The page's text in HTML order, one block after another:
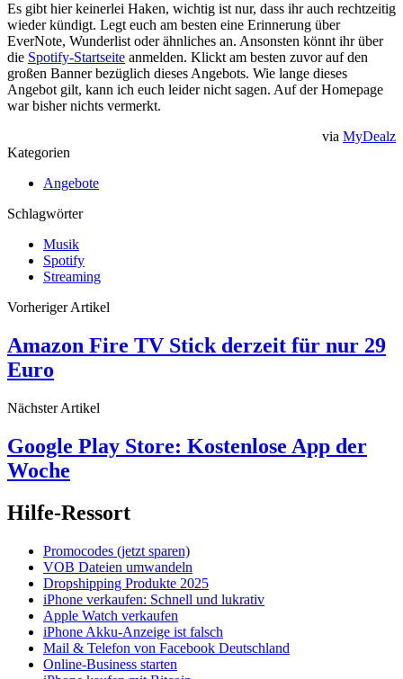
Es gibt hier keinerlei Haken, wichtig ist nur, dass ihr auch rechtzeitig
wieder kündigt. Legt euch am besten eine Erinnerung über
EverNote, Wunderlist oder ähnliches an. Ansonsten könnt ihr über
die Spotify-Startseite anmelden. Klickt am besten zuvor auf den
großen Banner bezüglich dieses Angebots. Wie lange dieses
Angebot gilt, kann ich euch leider nicht sagen. Auf der Homepage
war bisher nichts vermerkt.
via MyDealz
Kategorien
Angebote
Schlagwörter
Musik
Spotify
Streaming
Vorheriger Artikel
Amazon Fire TV Stick derzeit für nur 29
Euro
Nächster Artikel
Google Play Store: Kostenlose App der
Woche
Hilfe-Ressort
Promocodes (jetzt sparen)
VOB Dateien umwandeln
Dropshipping Produkte 2025
iPhone verkaufen: Schnell und lukrativ
Apple Watch verkaufen
iPhone Akku-Anzeige ist falsch
Mail & Telefon von Facebook Deutschland
Online-Business starten